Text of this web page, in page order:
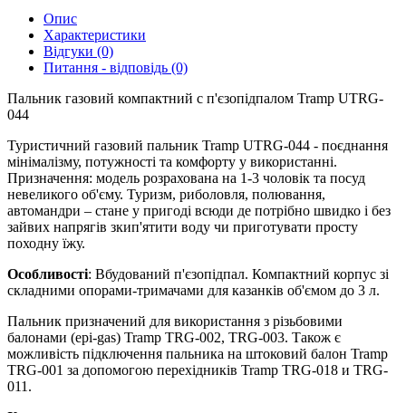
Опис
Характеристики
Відгуки (0)
Питання - відповідь (0)
Пальник газовий компактний c п'єзопідпалом Tramp UTRG-
044
Туристичний газовий пальник Tramp UTRG-044 - поєднання
мінімалізму, потужності та комфорту у використанні.
Призначення: модель розрахована на 1-3 чоловік та посуд
невеликого об'єму. Туризм, риболовля, полювання,
автомандри – стане у пригоді всюди де потрібно швидко і без
зайвих напрягів зкип'ятити воду чи приготувати просту
походну їжу.
Особливості: Вбудований п'єзопідпал. Компактний корпус зі
складними опорами-тримачами для казанків об'ємом до 3 л.
Пальник призначений для використання з різьбовими
балонами (epi-gas) Tramp TRG-002, TRG-003. Також є
можливість підключення пальника на штоковий балон Tramp
TRG-001 за допомогою перехідників Tramp TRG-018 и TRG-
011.